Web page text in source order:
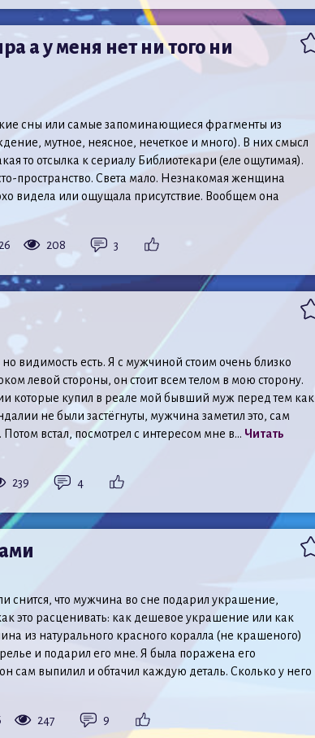
а у меня нет ни того ни
сны или самые запоминающиеся фрагменты из
мутное, неясное, нечеткое и много). В них смысл
то отсылка к сериалу Библиотекари (еле ощутимая).
пространство. Света мало. Незнакомая женщина
видела или ощущала присутствие. Вообщем она
208 3
видимость есть. Я с мужчиной стоим очень близко
левой стороны, он стоит всем телом в мою сторону.
которые купил в реале мой бывший муж перед тем как
не были застёгнуты, мужчина заметил это, сам
встал, посмотрел с интересом мне в... Читать
239 4
снится, что мужчина во сне подарил украшение,
это расценивать: как дешевое украшение или как
из натурального красного коралла (не крашеного)
и подарил его мне. Я была поражена его
сам выпилил и обтачил каждую деталь. Сколько у него
247 9